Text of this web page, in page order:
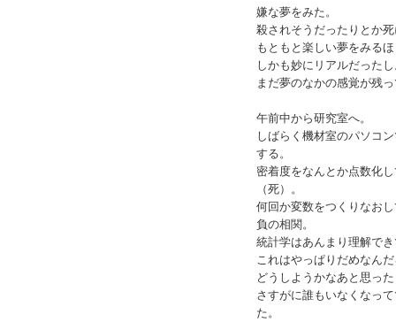
嫌な夢をみた。
殺されそうだったりとか
もともと楽しい夢をみる
しかも妙にリアルだった
まだ夢のなかの感覚が残
午前中から研究室へ。
しばらく機材室のパソコ
する。
密着度をなんとか点数化
（死）。
何回か変数をつくりなお
負の相関。
統計学はあんまり理解で
これはやっぱりだめなん
どうしようかなあと思っ
さすがに誰もいなくなっ
た。